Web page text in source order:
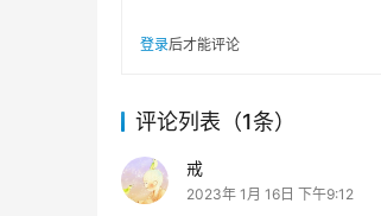
登录后才能评论
评论列表（1条）
戒
2023年 1月 16日 下午9:12